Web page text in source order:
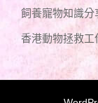
飼養寵物知識分
香港動物拯救工